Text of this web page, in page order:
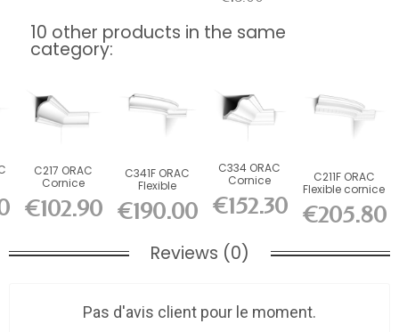
10 other products in the same
category:
C217 ORAC
Cornice
Purotouch
L200 x H10.3 x...
€102.90
C341F ORAC
Flexible
cornice Flex
L200 x...
€190.00
C334 ORAC
Cornice
Purotouch
L200 x H15 x...
€152.30
C211F ORAC
Flexible cornice
Flex L200 x...
€205.80
Reviews (0)
Pas d'avis client pour le moment.